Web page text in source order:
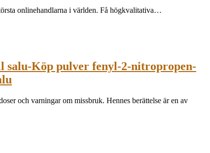
onlinehandlarna i världen. Få högkvalitativa…
salu-Köp pulver fenyl-2-nitropropen-
och varningar om missbruk. Hennes berättelse är en av